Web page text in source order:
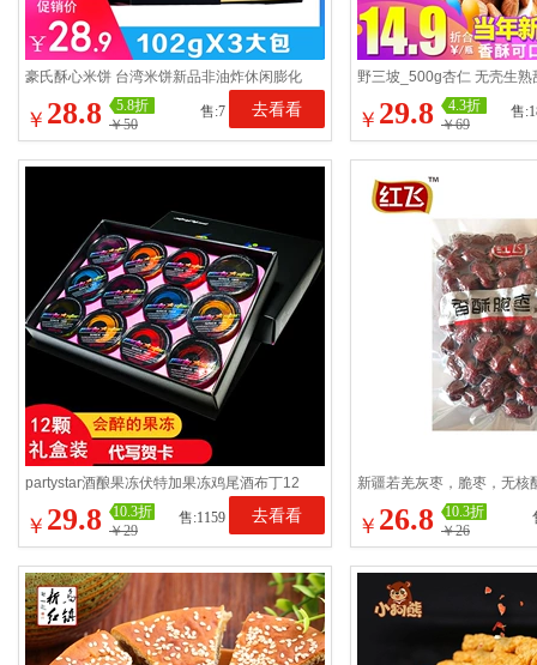
豪氏酥心米饼 台湾米饼新品非油炸休闲膨化
零食品儿童夹心米酥
￥ 28.8
5.8折
￥50
售:7 去看看
野三坡_500g杏仁 无壳生熟
培坚果零食奶油原味包邮
￥ 29.8
4.3折
￥69
售
partystar酒酿果冻伏特加果冻鸡尾酒布丁12
颗礼盒装醉人糖果零食
￥ 29.8
10.3折
￥29
售:1159 去看看
新疆若羌灰枣，脆枣，无核
￥ 26.8
10.3折
￥26